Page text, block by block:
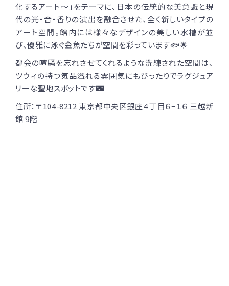
化するアート〜」をテーマに、日本の伝統的な美意識と現
代の光・音・香りの演出を融合させた、全く新しいタイプの
アート空間。館内には様々なデザインの美しい水槽が並
び、優雅に泳ぐ金魚たちが空間を彩っています🐟🌟
都会の喧騒を忘れさせてくれるような洗練された空間は、
ツウィの持つ気品溢れる雰囲気にもぴったりでラグジュア
リーな聖地スポットです🌃
住所：〒104-8212 東京都中央区銀座４丁目６−１６ 三越新
館 9階